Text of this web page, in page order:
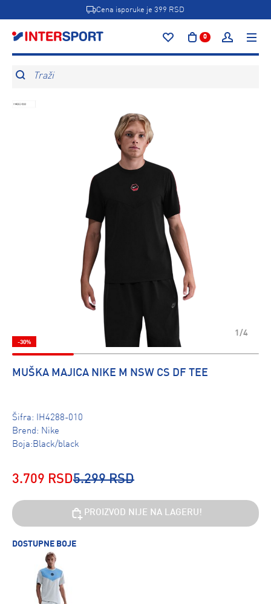
Cena isporuke je 399 RSD
0
Traži
1/4
-30%
MUŠKA MAJICA NIKE M NSW CS DF TEE
Šifra: IH4288-010
Brend: Nike
Boja:Black/black
3.709 RSD5.299 RSD
PROIZVOD NIJE NA LAGERU!
DOSTUPNE BOJE